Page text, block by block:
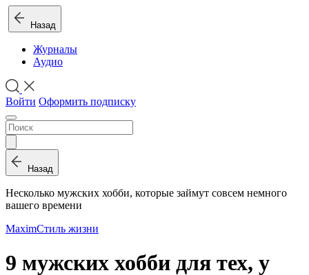
Назад
Журналы
Аудио
Войти Оформить подписку
Назад
Несколько мужских хобби, которые займут совсем немного
вашего времени
MaximСтиль жизни
9 мужских хобби для тех, у